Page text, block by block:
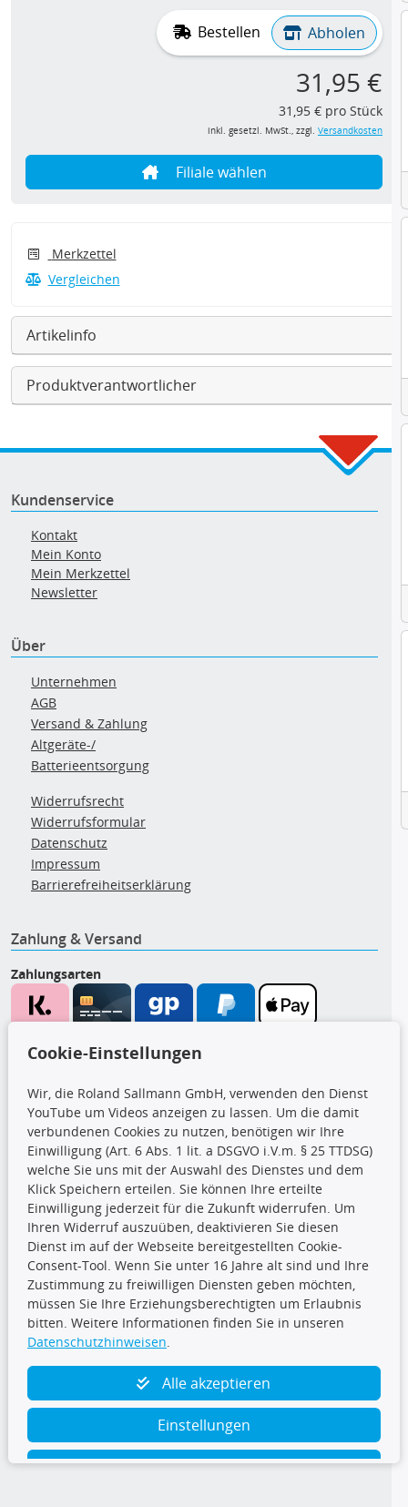
Bestellen Abholen
31,95 €
31,95 € pro Stück
inkl. gesetzl. MwSt., zzgl. Versandkosten
Filiale wählen
Merkzettel
Vergleichen
Artikelinfo
Produktverantwortlicher
Kundenservice
Kontakt
Mein Konto
Mein Merkzettel
Newsletter
Über
Unternehmen
AGB
Versand & Zahlung
Altgeräte-/
Batterieentsorgung
Widerrufsrecht
Widerrufsformular
Datenschutz
Impressum
Barrierefreiheitserklärung
Zahlung & Versand
Zahlungsarten
CARAT Gruppe
Folge uns
TecDoc Inside
Cookie-Einstellungen
Wir, die Roland Sallmann GmbH, verwenden den Dienst
YouTube um Videos anzeigen zu lassen. Um die damit
verbundenen Cookies zu nutzen, benötigen wir Ihre
Einwilligung (Art. 6 Abs. 1 lit. a DSGVO i.V.m. § 25 TTDSG)
welche Sie uns mit der Auswahl des Dienstes und dem
Klick Speichern erteilen. Sie können Ihre erteilte
Einwilligung jederzeit für die Zukunft widerrufen. Um
Ihren Widerruf auszuüben, deaktivieren Sie diesen
Dienst im auf der Webseite bereitgestellten Cookie-
Consent-Tool. Wenn Sie unter 16 Jahre alt sind und Ihre
Zustimmung zu freiwilligen Diensten geben möchten,
müssen Sie Ihre Erziehungsberechtigten um Erlaubnis
bitten. Weitere Informationen finden Sie in unseren
Datenschutzhinweisen.
Alle akzeptieren
Einstellungen
Ablehnen